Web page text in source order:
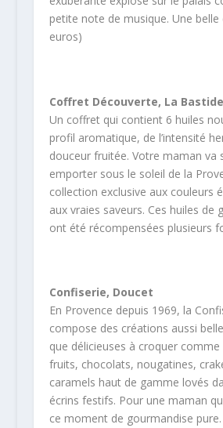
petite note de musique. Une belle
euros)
Coffret Découverte, La
Un coffret qui contient 6 huiles
profil aromatique, de l’intensité
douceur fruitée. Votre maman va
emporter sous le soleil de la
collection exclusive aux couleurs
aux vraies saveurs. Ces huiles de
ont été récompensées plusieurs
Confiserie, Doucet
En Provence depuis 1969, la
compose des créations aussi
que délicieuses à croquer
fruits, chocolats, nougatines,
caramels haut de gamme lovés
écrins festifs. Pour une maman
ce moment de gourmandise